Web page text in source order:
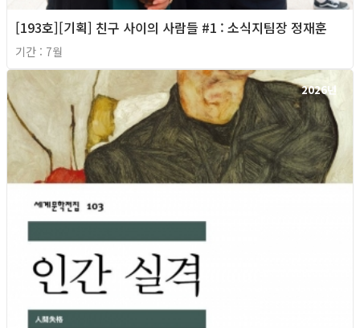
[193호][기획] 친구 사이의 사람들 #1 : 소식지팀장 정재훈
기간 : 7월
2026년